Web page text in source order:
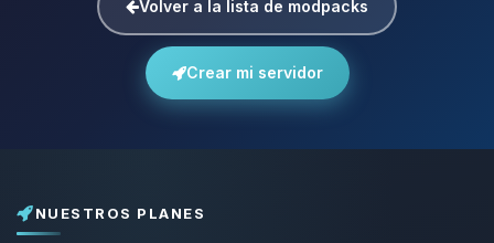
Volver a la lista de modpacks
Crear mi servidor
NUESTROS PLANES